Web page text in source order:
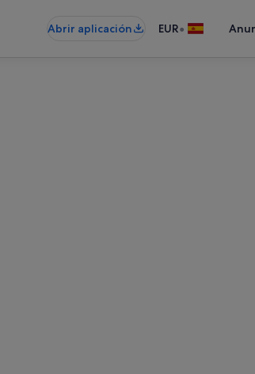
Abrir aplicación EUR•